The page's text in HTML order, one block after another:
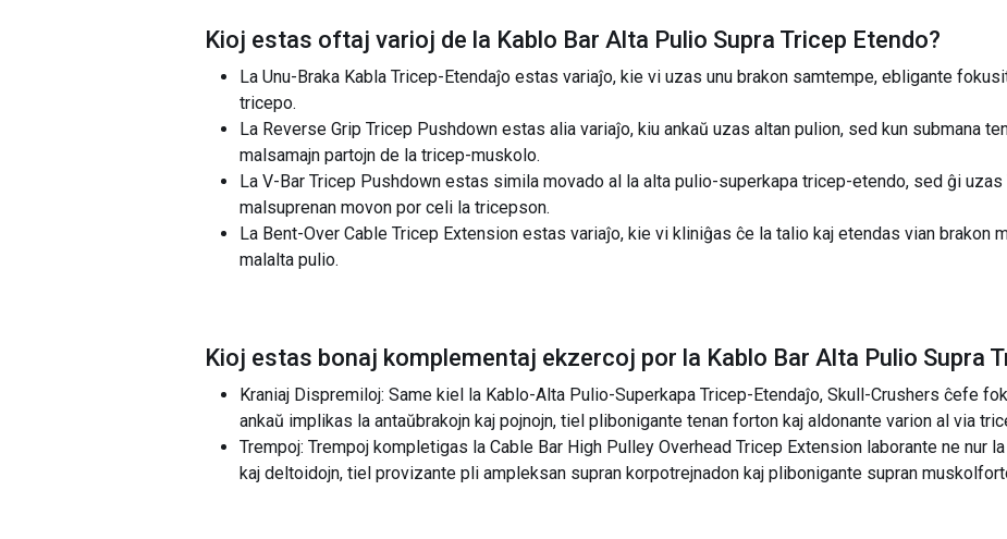
Kioj estas oftaj varioj de la Kablo Bar Alta Pulio Supra Tricep Etendo?
La Unu-Braka Kabla Tricep-Etendaĵo estas variaĵo, kie vi uzas unu brakon samtempe, ebligante
tricepo.
La Reverse Grip Tricep Pushdown estas alia variaĵo, kiu ankaŭ uzas altan pulion, sed kun submana
malsamajn partojn de la tricep-muskolo.
La V-Bar Tricep Pushdown estas simila movado al la alta pulio-superkapa tricep-etendo, sed ĝi uzas
malsuprenan movon por celi la tricepson.
La Bent-Over Cable Tricep Extension estas variaĵo, kie vi kliniĝas ĉe la talio kaj etendas vian brakon
malalta pulio.
Kioj estas bonaj komplementaj ekzercoj por la Kablo Bar Alta Pulio Supra
Kraniaj Dispremiloj: Same kiel la Kablo-Alta Pulio-Superkapa Tricep-Etendaĵo, Skull-Crushers ĉefe
ankaŭ implikas la antaŭbrakojn kaj pojnojn, tiel plibonigante tenan forton kaj aldonante varion al via
Trempoj: Trempoj kompletigas la Cable Bar High Pulley Overhead Tricep Extension laborante ne nur
kaj deltoidojn, tiel provizante pli ampleksan supran korpotrejnadon kaj plibonigante supran